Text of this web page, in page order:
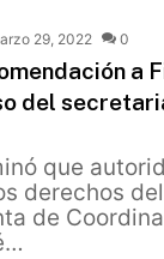
29, 2022 0
a
del
que
derechos
de